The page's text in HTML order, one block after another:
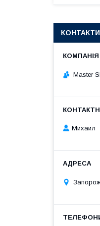
КОНТАКТИ
Master
Михаил